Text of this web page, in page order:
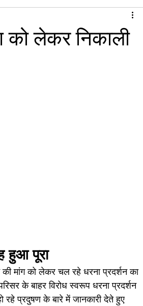
को लेकर निकाली
हुआ पूरा
मांग को लेकर चल रहे धरना प्रदर्शन का
के बाहर विरोध स्वरूप धरना प्रदर्शन
प्रदुषण के बारे में जानकारी देते हुए